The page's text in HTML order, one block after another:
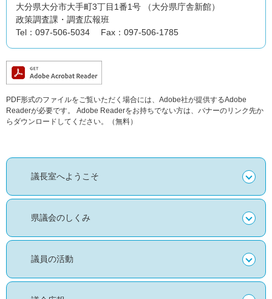
大分県大分市大手町3丁目1番1号 （大分県庁舎新館）
政策調査課・調査広報班
Tel：097-506-5034
Fax：097-506-1785
PDF形式のファイルをご覧いただく場合には、Adobe社が提供するAdobe
Readerが必要です。
Adobe Readerをお持ちでない方は、バナーのリンク先か
らダウンロードしてください。（無料）
議長室へようこそ
県議会のしくみ
議員の活動